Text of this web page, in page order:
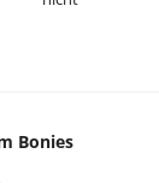
Bonies